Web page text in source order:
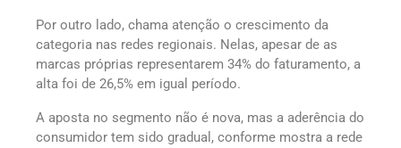
Por outro lado, chama atenção o crescimento da
categoria nas redes regionais. Nelas, apesar de as
marcas próprias representarem 34% do faturamento, a
alta foi de 26,5% em igual período.
A aposta no segmento não é nova, mas a aderência do
consumidor tem sido gradual, conforme mostra a rede